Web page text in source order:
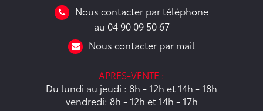
Nous contacter par téléphone
au 04 90 09 50 67
Nous contacter par mail
APRES-VENTE :
Du lundi au jeudi : 8h - 12h et 14h - 18h
vendredi: 8h - 12h et 14h - 17h